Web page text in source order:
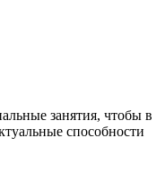
занятия, чтобы в
способности